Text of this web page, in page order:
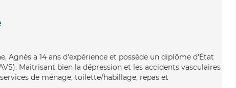
Agnès a 14 ans d'expérience et possède un diplôme d'État
Maitrisant bien la dépression et les accidents vasculaires
de ménage, toilette/habillage, repas et